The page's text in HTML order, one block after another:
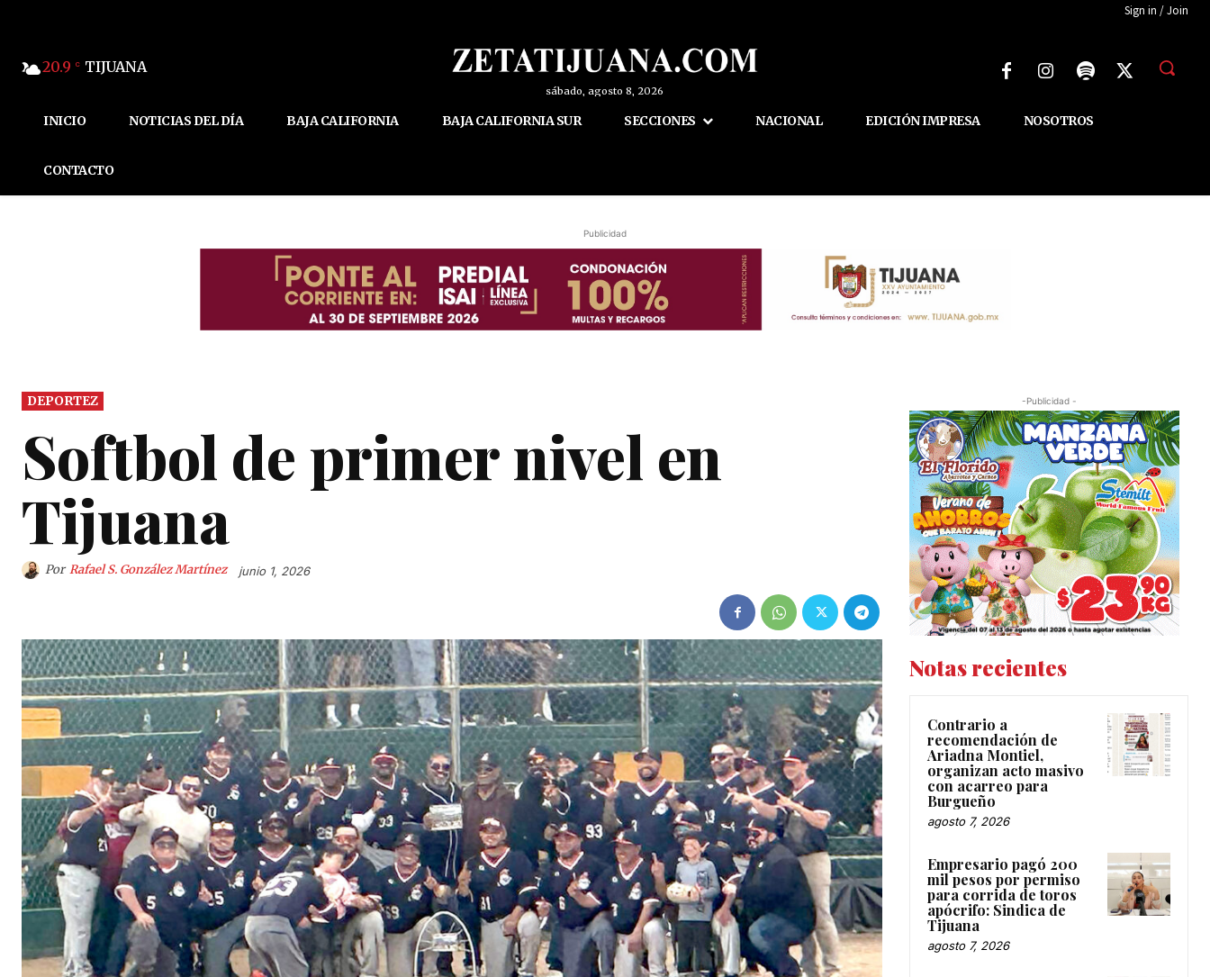
Sign in / Join
20.9 C TIJUANA
sábado, agosto 8, 2026
INICIO NOTICIAS DEL DÍA BAJA CALIFORNIA BAJA CALIFORNIA SUR SECCIONES NACIONAL EDICIÓN IMPRESA NOSOTROS
CONTACTO
Publicidad
DEPORTEZ
Softbol de primer nivel en
Tijuana
Por Rafael S. González Martínez junio 1, 2026
-Publicidad -
Notas recientes
Contrario a
recomendación de
Ariadna Montiel,
organizan acto masivo
con acarreo para
Burgueño
agosto 7, 2026
Empresario pagó 200
mil pesos por permiso
para corrida de toros
apócrifo: Sindica de
Tijuana
agosto 7, 2026